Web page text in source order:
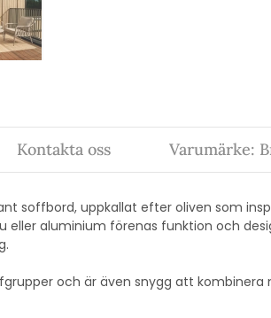
soffbord, uppkallat efter oliven som
eller aluminium förenas funktion och
och är även snygg att kombinera
Kontakta oss Varumärke: